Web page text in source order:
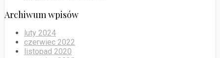
Archiwum wpisów
luty 2024
czerwiec 2022
listopad 2020